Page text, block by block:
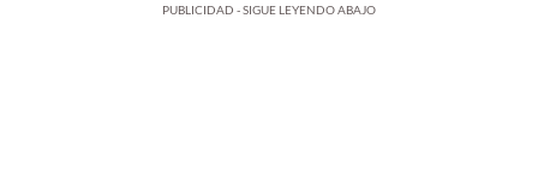
PUBLICIDAD - SIGUE LEYENDO ABAJO